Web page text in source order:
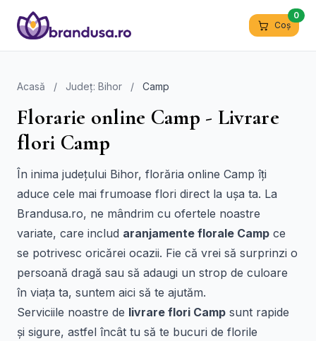
Coș
0
Acasă / Județ: Bihor / Camp
Florarie online Camp - Livrare
flori Camp
În inima județului Bihor, florăria online Camp îți
aduce cele mai frumoase flori direct la ușa ta. La
Brandusa.ro, ne mândrim cu ofertele noastre
variate, care includ aranjamente florale Camp ce
se potrivesc oricărei ocazii. Fie că vrei să surprinzi o
persoană dragă sau să adaugi un strop de culoare
în viața ta, suntem aici să te ajutăm.
Serviciile noastre de livrare flori Camp sunt rapide
și sigure, astfel încât tu să te bucuri de florile